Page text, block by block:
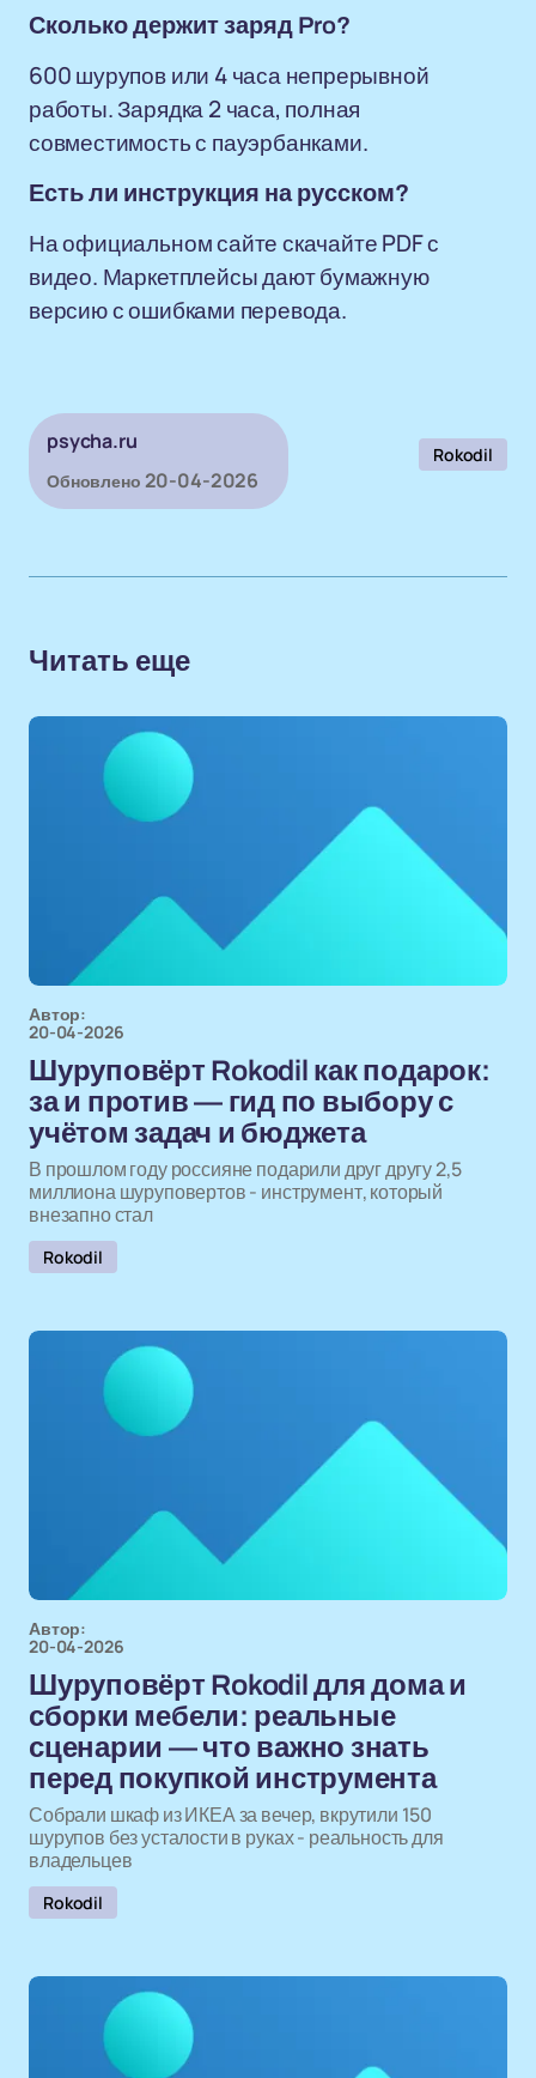
Сколько держит заряд Pro?
600 шурупов или 4 часа непрерывной
работы. Зарядка 2 часа, полная
совместимость с пауэрбанками.
Есть ли инструкция на русском?
На официальном сайте скачайте PDF с
видео. Маркетплейсы дают бумажную
версию с ошибками перевода.
psycha.ru
Обновлено 20-04-2026
Rokodil
Читать еще
Автор:
20-04-2026
Шуруповёрт Rokodil как подарок:
за и против — гид по выбору с
учётом задач и бюджета
В прошлом году россияне подарили друг другу 2,5
миллиона шуруповертов - инструмент, который
внезапно стал
Rokodil
Автор:
20-04-2026
Шуруповёрт Rokodil для дома и
сборки мебели: реальные
сценарии — что важно знать
перед покупкой инструмента
Собрали шкаф из ИКЕА за вечер, вкрутили 150
шурупов без усталости в руках - реальность для
владельцев
Rokodil